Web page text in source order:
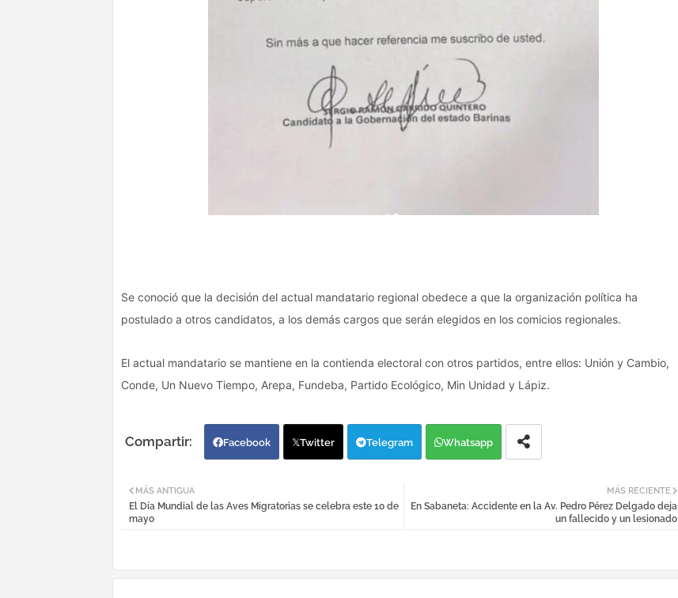
Se conoció que la decisión del actual mandatario regional obedece a que la organización política ha
postulado a otros candidatos, a los demás cargos que serán elegidos en los comicios regionales.
El actual mandatario se mantiene en la contienda electoral con otros partidos, entre ellos: Unión y Cambio,
Conde, Un Nuevo Tiempo, Arepa, Fundeba, Partido Ecológico, Min Unidad y Lápiz.
Facebook Twitter Telegram Whatsapp
MÁS RECIENTE
En Sabaneta: Accidente en la Av. Pedro Pérez Delgado deja
un fallecido y un lesionado
MÁS ANTIGUA
El Día Mundial de las Aves Migratorias se celebra este 10 de
mayo